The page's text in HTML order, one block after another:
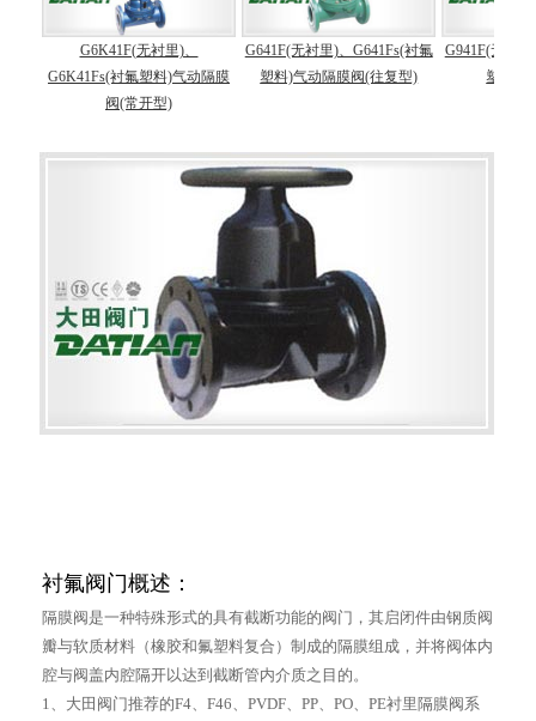
)气动隔膜
G641F(无衬里)、G641Fs(衬氟
塑料)气动隔膜阀(往复型)
G941F(无衬里)、G941Fs(衬氟
塑料)电动隔膜阀
衬氟阀门概述：
隔膜阀是一种特殊形式的具有截断功能的阀门，其启闭件由钢质阀
瓣与软质材料（橡胶和氟塑料复合）制成的隔膜组成，并将阀体内
腔与阀盖内腔隔开以达到截断管内介质之目的。
1、大田阀门推荐的F4、F46、PVDF、PP、PO、PE衬里隔膜阀系